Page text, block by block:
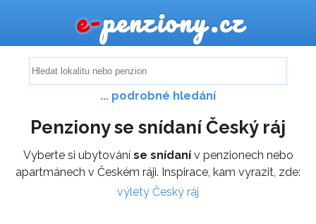
e-penziony.cz
... podrobné hledání
Penziony se snídaní Český ráj
Vyberte si ubytování se snídanív penzionech nebo
apartmánech v Českém ráji. Inspirace, kam vyrazit, zde:
výlety Český ráj